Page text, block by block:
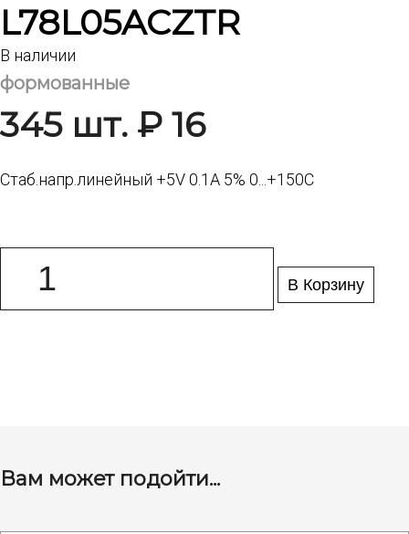
L78L05ACZTR
В наличии
формованные
345 шт. ₽ 16
Стаб.напр.линейный +5V 0.1A 5% 0...+150C
В Корзину
Вам может подойти...